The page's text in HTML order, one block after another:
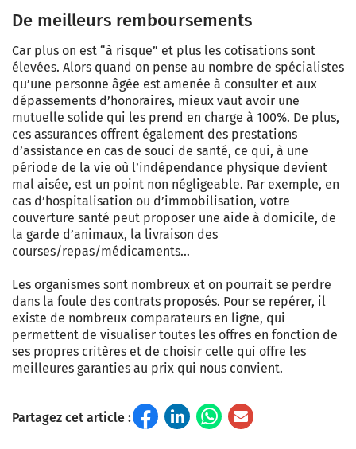
De meilleurs remboursements
Car plus on est “à risque” et plus les cotisations sont
élevées. Alors quand on pense au nombre de spécialistes
qu’une personne âgée est amenée à consulter et aux
dépassements d’honoraires, mieux vaut avoir une
mutuelle solide qui les prend en charge à 100%. De plus,
ces assurances offrent également des prestations
d’assistance en cas de souci de santé, ce qui, à une
période de la vie où l’indépendance physique devient
mal aisée, est un point non négligeable. Par exemple, en
cas d’hospitalisation ou d’immobilisation, votre
couverture santé peut proposer une aide à domicile, de
la garde d’animaux, la livraison des
courses/repas/médicaments…
Les organismes sont nombreux et on pourrait se perdre
dans la foule des contrats proposés. Pour se repérer, il
existe de nombreux comparateurs en ligne, qui
permettent de visualiser toutes les offres en fonction de
ses propres critères et de choisir celle qui offre les
meilleures garanties au prix qui nous convient.
Partagez cet article :